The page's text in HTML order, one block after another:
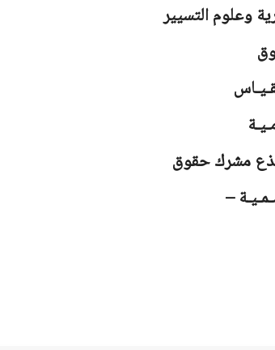
وعلوم التسيير
جذع مشرك حقوق
–